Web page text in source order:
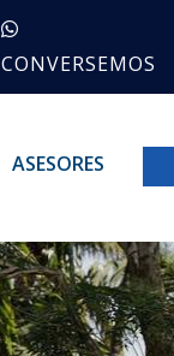
CONVERSEMOS
ASESORES